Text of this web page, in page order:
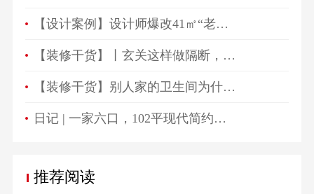
【设计案例】设计师爆改41㎡“老破小”，一房变三房，住祖孙三代五口人不拥挤！
【装修干货】丨玄关这样做隔断，一进门就被惊艳！
【装修干货】别人家的卫生间为什么总是这么好看？
日记 | 一家六口，102平现代简约高颜值生活空间！
推荐阅读